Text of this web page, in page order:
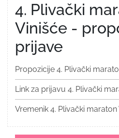
4. Plivački
Vinišće -
prijave
Propozicije 4. Plivački
Link za prijavu 4. Plivački
Vremenik 4. Plivački maraton